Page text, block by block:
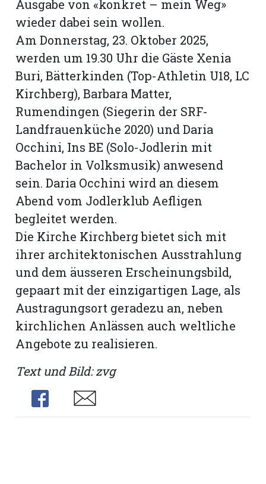
Ausgabe von «konkret – mein Weg»
wieder dabei sein wollen.
Am Donnerstag, 23. Oktober 2025,
werden um 19.30 Uhr die Gäste Xenia
Buri, Bätterkinden (Top-Athletin U18, LC
Kirchberg), Barbara Matter,
Rumendingen (Siegerin der SRF-
Landfrauenküche 2020) und Daria
Occhini, Ins BE (Solo-Jodlerin mit
Bachelor in Volksmusik) anwesend
sein. Daria Occhini wird an diesem
Abend vom Jodlerklub Aefligen
begleitet werden.
Die Kirche Kirchberg bietet sich mit
ihrer architektonischen Ausstrahlung
und dem äusseren Erscheinungsbild,
gepaart mit der einzigartigen Lage, als
Austragungsort geradezu an, neben
kirchlichen Anlässen auch weltliche
Angebote zu realisieren.
Text und Bild: zvg
Share
Share